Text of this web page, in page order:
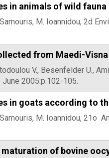
in animals of wild
M. Ioannidou, 2d
from Maedi-
V., Besenfelder U.,
2005:p.102-105.
in goats according to
M. Ioannidou, 21o
of bovine